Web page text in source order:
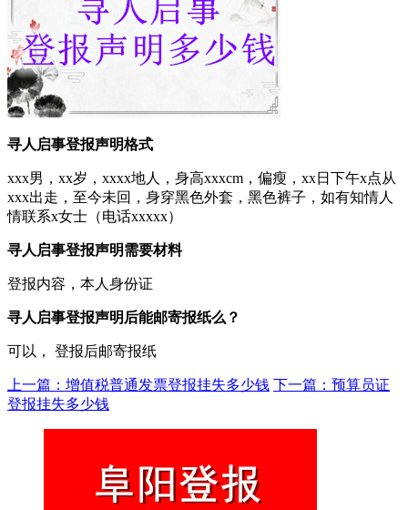
寻人启事登报声明格式
xxx男，xx岁，xxxx地人，身高xxxcm，偏瘦，xx日下午x点从
xxx出走，至今未回，身穿黑色外套，黑色裤子，如有知情人
情联系x女士（电话xxxxx）
寻人启事登报声明需要材料
登报内容，本人身份证
寻人启事登报声明后能邮寄报纸么？
可以， 登报后邮寄报纸
上一篇：增值税普通发票登报挂失多少钱 下一篇：预算员证
登报挂失多少钱